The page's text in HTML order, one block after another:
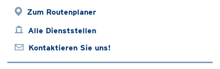
Zum Routenplaner
Alle Dienststellen
Kontaktieren Sie uns!